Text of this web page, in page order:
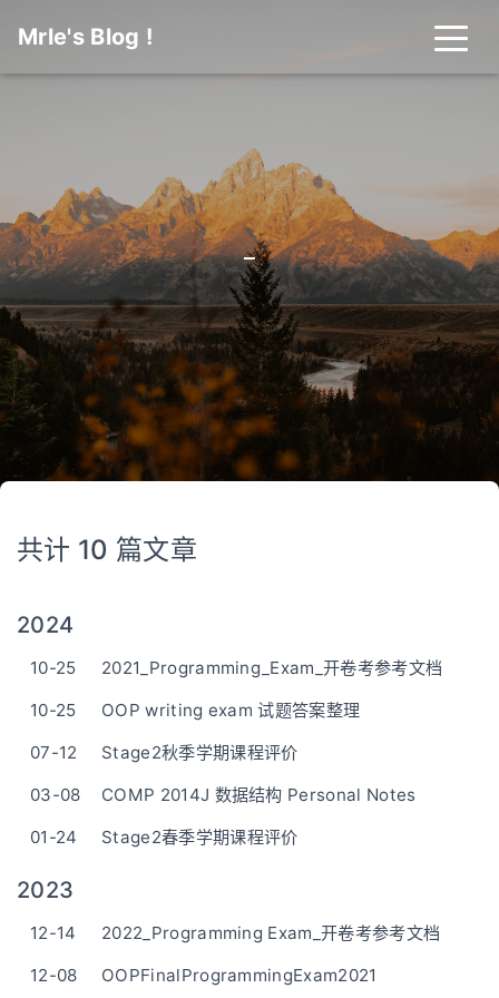
Mrle's Blog !
分_
共计 10 篇文章
2024
10-25
2021_Programming_Exam_开卷考参考文档
10-25
OOP writing exam 试题答案整理
07-12
Stage2秋季学期课程评价
03-08
COMP 2014J 数据结构 Personal Notes
01-24
Stage2春季学期课程评价
2023
12-14
2022_Programming Exam_开卷考参考文档
12-08
OOPFinalProgrammingExam2021